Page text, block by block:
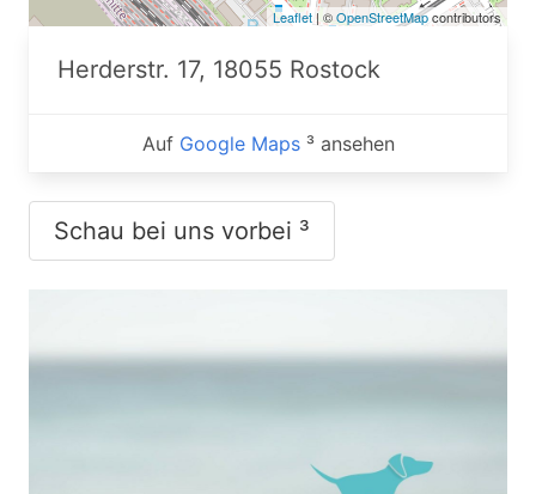
Leaflet| ©OpenStreetMapcontributors
Herderstr. 17, 18055 Rostock
Auf Google Maps³ ansehen
Schau bei uns vorbei ³